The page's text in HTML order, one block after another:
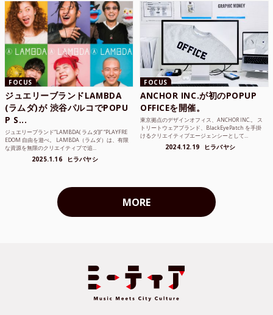
FOCUS
ジュエリーブランドLAMBDA
(ラムダ)が 渋谷パルコでPOPU
P S...
ジュエリーブランド“LAMBDA( ラムダ))” “PLAYFRE
EDOM 自由を遊べ。 LAMBDA（ラムダ）は、有限
な資源を無限のクリエイティブで追...
2025.1.16 ヒラバヤシ
FOCUS
ANCHOR INC.が初のPOPUP
OFFICEを開催。
東京拠点のデザインオフィス、ANCHOR INC.。 ス
トリートウェアブランド、BlackEyePatch を手掛
けるクリエイティブエージェンシーとして...
2024.12.19 ヒラバヤシ
MORE